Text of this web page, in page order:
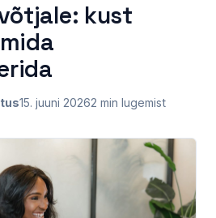
kust
15. juuni 20262 min lugemist